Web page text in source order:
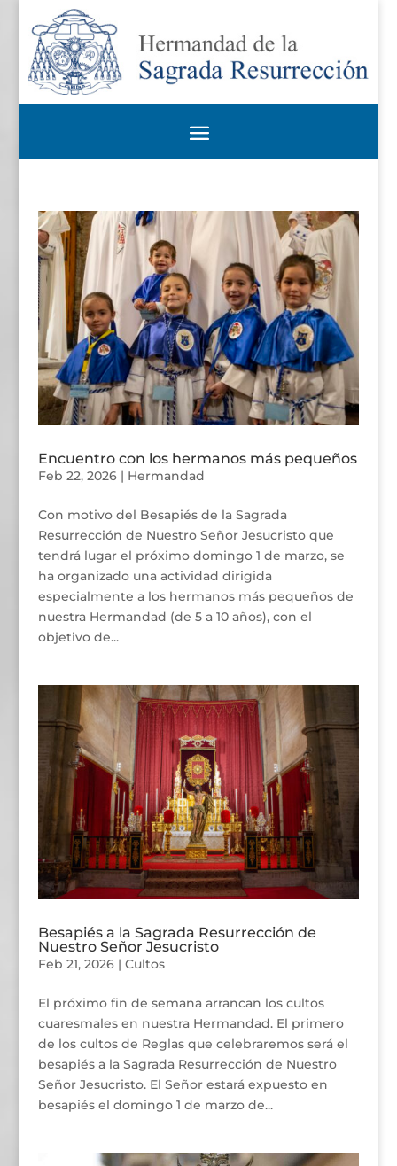
Encuentro con los hermanos más pequeños
Feb 22, 2026| Hermandad
Con motivo del Besapiés de la Sagrada
Resurrección de Nuestro Señor Jesucristo que
tendrá lugar el próximo domingo 1 de marzo, se
ha organizado una actividad dirigida
especialmente a los hermanos más pequeños de
nuestra Hermandad (de 5 a 10 años), con el
objetivo de...
Besapiés a la Sagrada Resurrección de
Nuestro Señor Jesucristo
Feb 21, 2026| Cultos
El próximo fin de semana arrancan los cultos
cuaresmales en nuestra Hermandad. El primero
de los cultos de Reglas que celebraremos será el
besapiés a la Sagrada Resurrección de Nuestro
Señor Jesucristo. El Señor estará expuesto en
besapiés el domingo 1 de marzo de...